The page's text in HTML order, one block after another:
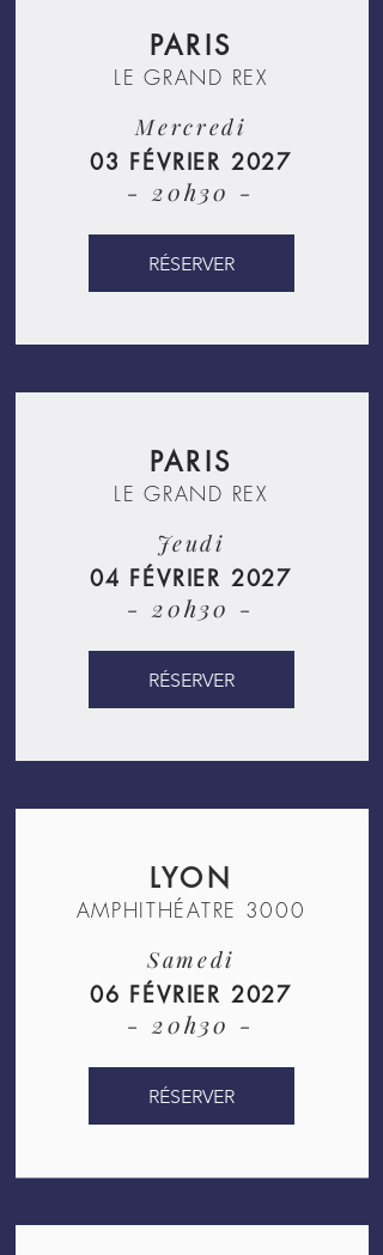
PARIS
LE GRAND REX
Mercredi
03 FÉVRIER 2027
- 20h30 -
RÉSERVER
PARIS
LE GRAND REX
Jeudi
04 FÉVRIER 2027
- 20h30 -
RÉSERVER
LYON
AMPHITHÉATRE 3000
Samedi
06 FÉVRIER 2027
- 20h30 -
RÉSERVER